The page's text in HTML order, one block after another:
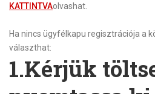
KATTINTVAolvashat.
Ha nincs ügyfélkapu regisztrációja a
választhat:
1.Kérjük